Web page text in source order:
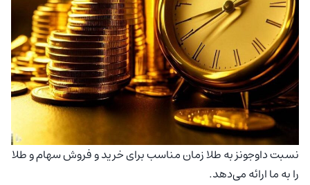
نسبت داوجونز به طلا زمان مناسب برای خرید و فروش سهام و طلا
را به ما ارائه می‌دهد.